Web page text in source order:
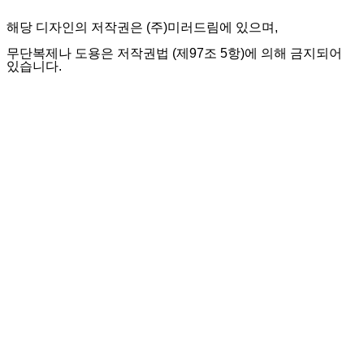
해당 디자인의 저작권은 (주)미러드림에 있으며,
무단복제나 도용은 저작권법 (제97조 5항)에 의해 금지되어
있습니다.